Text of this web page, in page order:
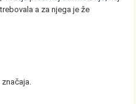
a za njega je že